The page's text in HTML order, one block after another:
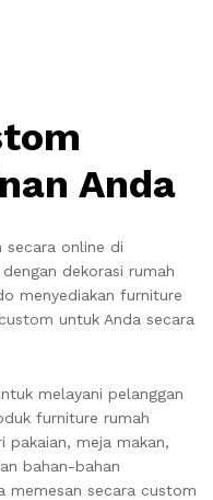
Anda
secara online di
dekorasi rumah
menyediakan furniture
untuk Anda secara
melayani pelanggan
furniture rumah
meja makan,
bahan-bahan
memesan secara custom